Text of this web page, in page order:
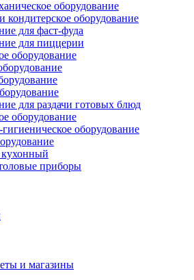
оборудование
кондитерское оборудование
для фаст-фуда
для пиццерии
оборудование
для раздачи готовых блюд
оборудование
оборудование
приборы
и магазины